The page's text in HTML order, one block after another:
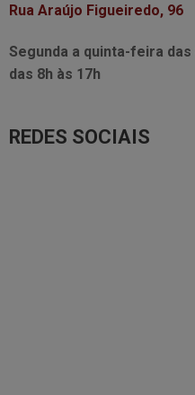
Rua Araújo Figueiredo, 96
Segunda a quinta-feira das
das 8h às 17h
REDES SOCIAIS